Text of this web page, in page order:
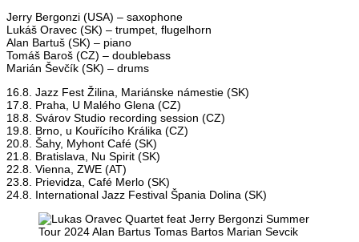
Jerry Bergonzi (USA) – saxophone
Lukáš Oravec (SK) – trumpet, flugelhorn
Alan Bartuš (SK) – piano
Tomáš Baroš (CZ) – doublebass
Marián Ševčík (SK) – drums
16.8. Jazz Fest Žilina, Mariánske námestie (SK)
17.8. Praha, U Malého Glena (CZ)
18.8. Svárov Studio recording session (CZ)
19.8. Brno, u Kouřícího Králika (CZ)
20.8. Šahy, Myhont Café (SK)
21.8. Bratislava, Nu Spirit (SK)
22.8. Vienna, ZWE (AT)
23.8. Prievidza, Café Merlo (SK)
24.8. International Jazz Festival Špania Dolina (SK)